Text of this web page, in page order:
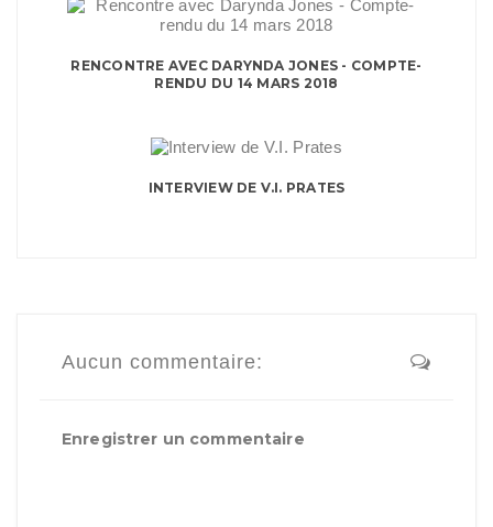
RENCONTRE AVEC DARYNDA JONES - COMPTE-
RENDU DU 14 MARS 2018
INTERVIEW DE V.I. PRATES
Aucun commentaire:
Enregistrer un commentaire